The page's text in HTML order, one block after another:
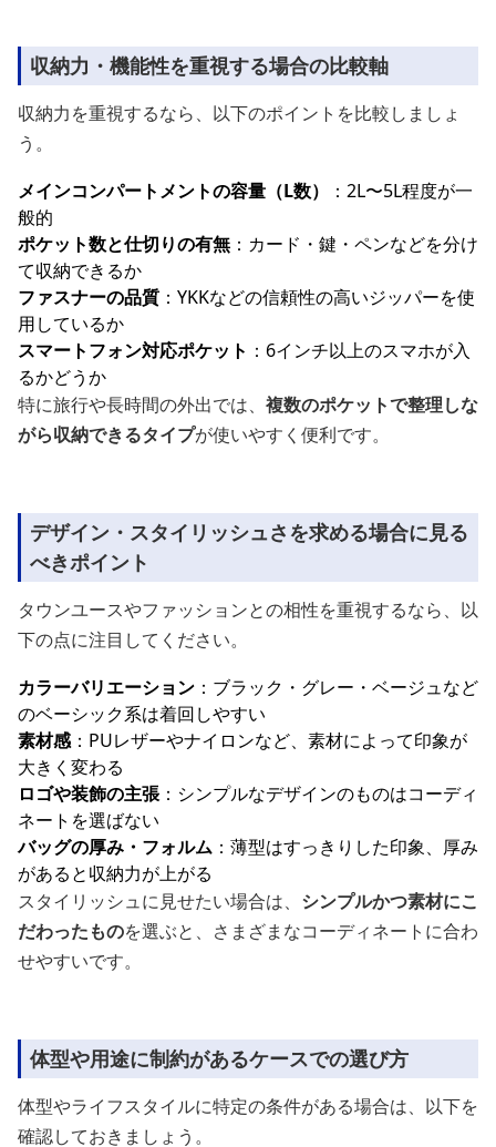
収納力・機能性を重視する場合の比較軸
収納力を重視するなら、以下のポイントを比較しましょ
う。
メインコンパートメントの容量（L数）
：2L〜5L程度が一
般的
ポケット数と仕切りの有無 ：カード・鍵・ペンなどを分け
て収納できるか
ファスナーの品質 ：YKKなどの信頼性の高いジッパーを使
用しているか
スマートフォン対応ポケット ：6インチ以上のスマホが入
るかどうか
特に旅行や長時間の外出では、 複数のポケットで整理しな
がら収納できるタイプが使いやすく便利です。
デザイン・スタイリッシュさを求める場合に見る
べきポイント
タウンユースやファッションとの相性を重視するなら、以
下の点に注目してください。
カラーバリエーション ：ブラック・グレー・ベージュなど
のベーシック系は着回しやすい
素材感：PUレザーやナイロンなど、素材によって印象が
大きく変わる
ロゴや装飾の主張：シンプルなデザインのものはコーディ
ネートを選ばない
バッグの厚み・フォルム ：薄型はすっきりした印象、厚み
があると収納力が上がる
スタイリッシュに見せたい場合は、 シンプルかつ素材にこ
だわったものを選ぶと、さまざまなコーディネートに合わ
せやすいです。
体型や用途に制約があるケースでの選び方
体型やライフスタイルに特定の条件がある場合は、以下を
確認しておきましょう。